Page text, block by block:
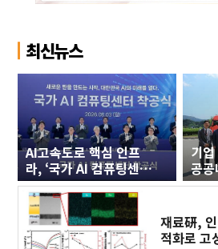
최신뉴스
AI고속도로 핵심 인프
라, ‘국가 AI 컴퓨팅센
터’ 구축에 첫 삽
기
공
세
재료硏,
적화로 고